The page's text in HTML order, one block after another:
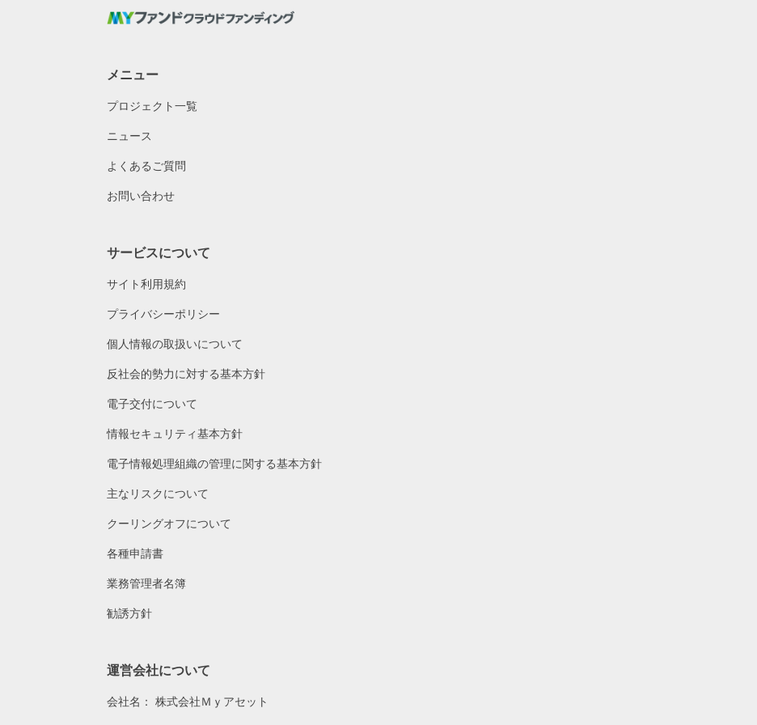
メニュー
プロジェクト一覧
ニュース
よくあるご質問
お問い合わせ
サービスについて
サイト利用規約
プライバシーポリシー
個人情報の取扱いについて
反社会的勢力に対する基本方針
電子交付について
情報セキュリティ基本方針
電子情報処理組織の管理に関する基本方針
主なリスクについて
クーリングオフについて
各種申請書
業務管理者名簿
勧誘方針
運営会社について
会社名： 株式会社Ｍｙアセット